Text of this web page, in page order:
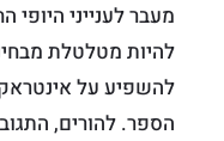
מעבר לענייני היופי
להיות מטלטלת
להשפיע על
הספר. להורים,